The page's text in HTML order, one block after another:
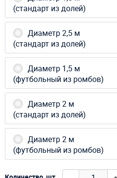
(стандарт из долей)
Диаметр 2,5 м
(стандарт из долей)
Диаметр 1,5 м
(футбольный из ромбов)
Диаметр 2 м
(стандарт из долей)
Диаметр 2 м
(футбольный из ромбов)